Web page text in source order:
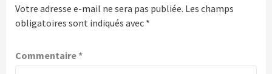
Votre adresse e-mail ne sera pas publiée. Les champs
obligatoires sont indiqués avec *
Commentaire*